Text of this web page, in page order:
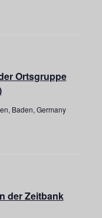
Ortsgruppe
Baden, Germany
der Zeitbank